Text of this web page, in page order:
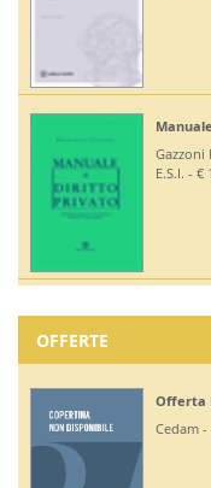
Gazzoni
E.S.I. - €
OFFERTE
Offerta
Cedam -